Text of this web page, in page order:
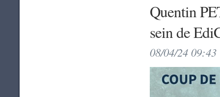
Quentin
sein de
08/04/24 09:43